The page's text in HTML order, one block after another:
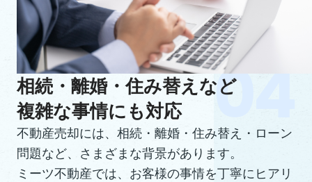
相続・離婚・住み替えなど
複雑な事情にも対応
不動産売却には、相続・離婚・住み替え・ローン
問題など、さまざまな背景があります。
ミーツ不動産では、お客様の事情を丁寧にヒアリ